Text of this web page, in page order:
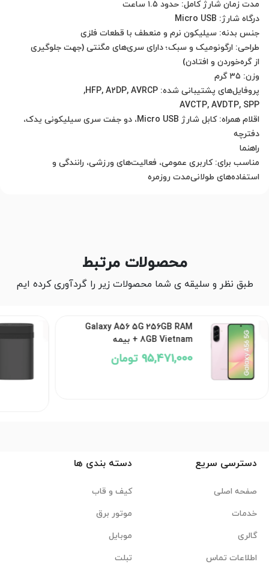
اقلام همراه: کابل شارژ Micro USB، دو جفت سری سیلیکونی یدک،
استفاده‌های طولانی‌مدت روزمره
محصولات مرتبط
طبق نظر و سلیقه ی شما محصولات زیر را گردآوری کرده ایم
Galaxy A56 5G 256GB RAM
8GB Vietnam + بیمه
95,471,000 تومان
دسترسی سریع
صفحه اصلی
خدمات
گالری
اطلاعات تماس
دسته بندی ها
کیف و قاب
موتور برق
موبایل
تبلت